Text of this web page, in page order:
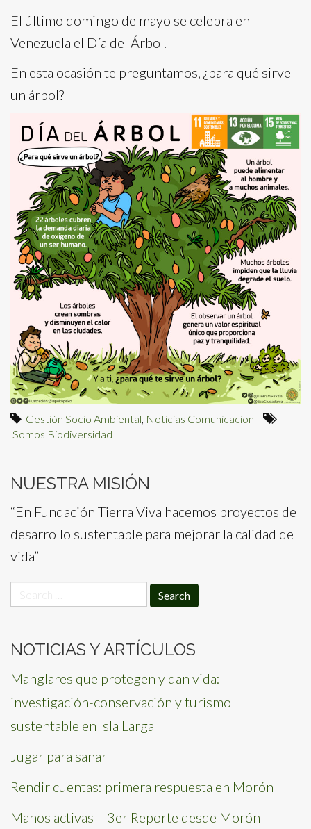
El último domingo de mayo se celebra en
Venezuela el Día del Árbol.
En esta ocasión te preguntamos, ¿para qué sirve
un árbol?
Gestión Socio Ambiental, Noticias Comunicacion
Somos Biodiversidad
NUESTRA MISIÓN
“En Fundación Tierra Viva hacemos proyectos de
desarrollo sustentable para mejorar la calidad de
vida”
for:
NOTICIAS Y ARTÍCULOS
Manglares que protegen y dan vida:
investigación-conservación y turismo
sustentable en Isla Larga
Jugar para sanar
Rendir cuentas: primera respuesta en Morón
Manos activas – 3er Reporte desde Morón